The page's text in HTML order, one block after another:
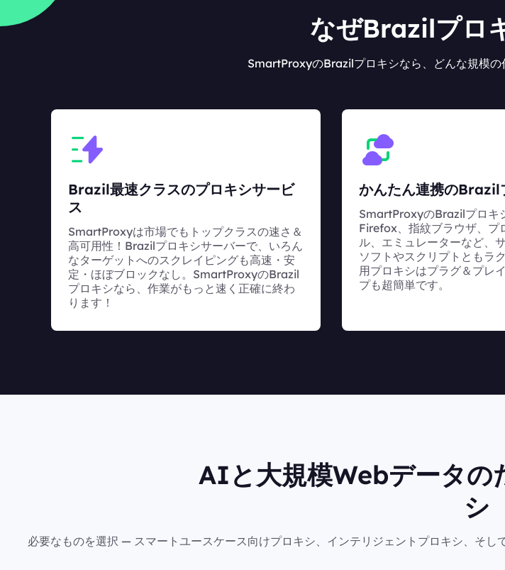
なぜBrazilプロ
SmartProxyのBrazilプロキシなら、どんな規模の
Brazil最速クラスのプロキシサービ
ス
SmartProxyは市場でもトップクラスの速さ＆
高可用性！Brazilプロキシサーバーで、いろん
なターゲットへのスクレイピングも高速・安
定・ほぼブロックなし。SmartProxyのBrazil
プロキシなら、作業がもっと速く正確に終わ
ります！
かんたん連携のBrazil
SmartProxyのBrazilプロキ
Firefox、指紋ブラウザ、プ
ル、エミュレーターなど、
ソフトやスクリプトともラ
用プロキシはプラグ＆プレ
プも超簡単です。
AIと大規模Webデータの
シ
必要なものを選択 — スマートユースケース向けプロキシ、インテリジェントプロキシ、そ